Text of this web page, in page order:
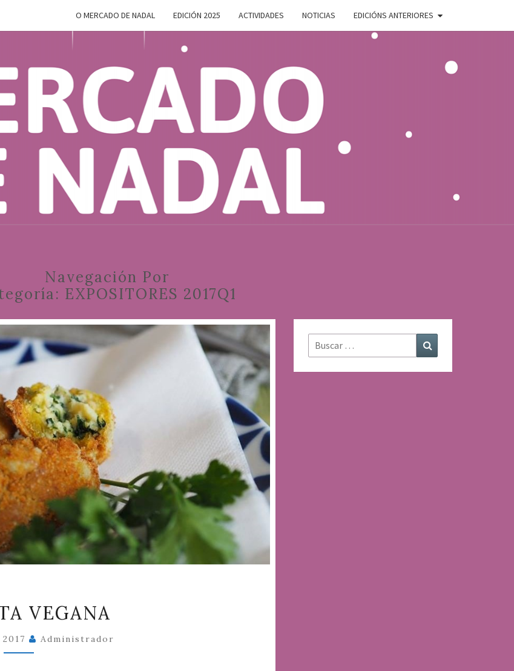
O MERCADO DE NADAL EDICIÓN 2025 ACTIVIDADES NOTICIAS EDICIÓNS ANTERIORES
MERCADO
DE
Do 28 De
Novembro
Ao 5 De
Xaneiro En
Compostela
Navegación Por
EXPOSITORES 2017Q1
VEGANA
VEGANA
Administrador
Buscar: